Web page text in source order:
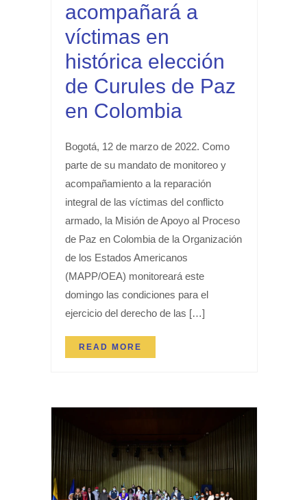
acompañará a
víctimas en
histórica elección
de Curules de Paz
en Colombia
Bogotá, 12 de marzo de 2022. Como
parte de su mandato de monitoreo y
acompañamiento a la reparación
integral de las víctimas del conflicto
armado, la Misión de Apoyo al Proceso
de Paz en Colombia de la Organización
de los Estados Americanos
(MAPP/OEA) monitoreará este
domingo las condiciones para el
ejercicio del derecho de las […]
READ MORE